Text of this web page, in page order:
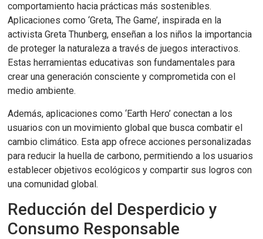
comportamiento hacia prácticas más sostenibles.
Aplicaciones como ‘Greta, The Game’, inspirada en la
activista Greta Thunberg, enseñan a los niños la importancia
de proteger la naturaleza a través de juegos interactivos.
Estas herramientas educativas son fundamentales para
crear una generación consciente y comprometida con el
medio ambiente.
Además, aplicaciones como ‘Earth Hero’ conectan a los
usuarios con un movimiento global que busca combatir el
cambio climático. Esta app ofrece acciones personalizadas
para reducir la huella de carbono, permitiendo a los usuarios
establecer objetivos ecológicos y compartir sus logros con
una comunidad global.
Reducción del Desperdicio y
Consumo Responsable